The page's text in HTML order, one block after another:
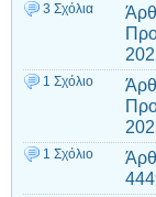
3 Σχόλια
1 Σχόλιο
1 Σχόλιο